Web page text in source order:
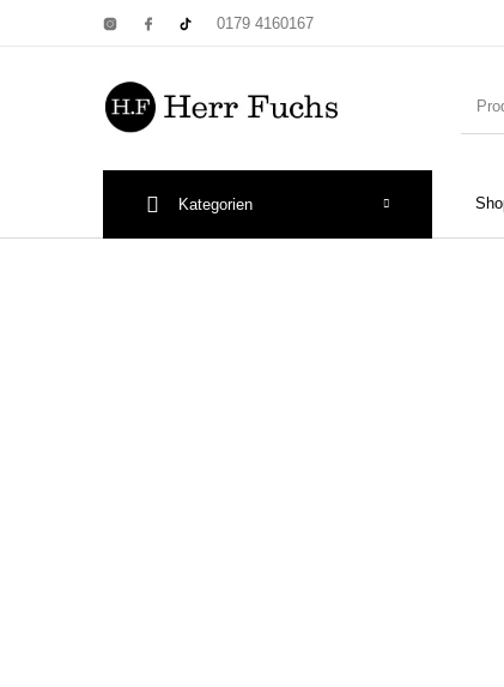
0179 4160167
Kategorien